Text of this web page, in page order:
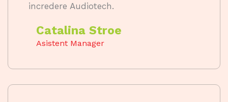
incredere Audiotech.
Catalina Stroe
Asistent Manager